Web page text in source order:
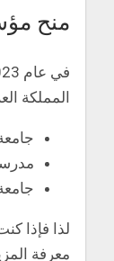
منح
المملكة
لذا فإذا
معرفة